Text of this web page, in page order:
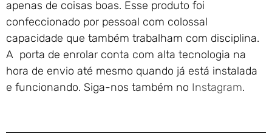
apenas de coisas boas. Esse produto foi
confeccionado por pessoal com colossal
capacidade que também trabalham com disciplina.
A porta de enrolar conta com alta tecnologia na
hora de envio até mesmo quando já está instalada
e funcionando. Siga-nos também no Instagram.